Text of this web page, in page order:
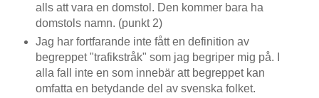
alls att vara en domstol. Den kommer bara ha
domstols namn. (punkt 2)
Jag har fortfarande inte fått en definition av
begreppet "trafikstråk" som jag begriper mig på. I
alla fall inte en som innebär att begreppet kan
omfatta en betydande del av svenska folket.